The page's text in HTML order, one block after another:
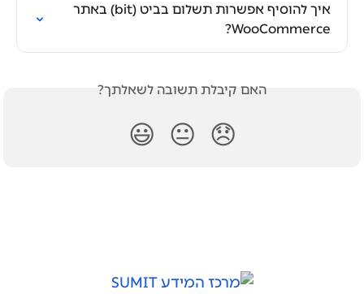
איך להוסיף אפשרות תשלום בביט (bit) באתר
WooCommerce?
האם קיבלת תשובה לשאלתך?
😞
😐
😃